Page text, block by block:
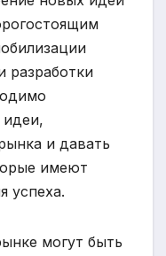
разработки
идеи,
и давать
имеют
успеха.
могут быть